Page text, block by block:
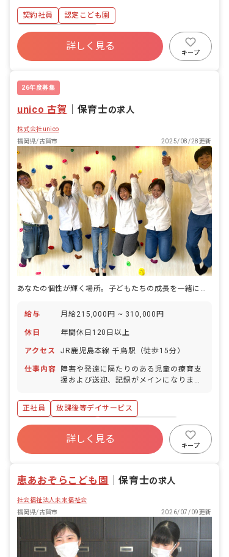
援助 ・施設内の安全点検・衛生管理 ・
保護者対応 ※大人が子どものために「し
てあげる」のではなく、子どもが自らし
ようとすることを「手伝う」のが仕事で
す。
契約社員
認定こども園
ボーナス・賞与あり
寮・住宅・家賃補助あり
社会保険完備
残業少なめ
詳しく見る
キープ
26年度募集
unico 古賀 保育士の求人
株式会社unico
福岡県/古賀市
2025/08/28更新
給与 月給215,000円 ~ 310,000円
休日 年間休日120日以上
アクセス JR鹿児島本線 千鳥駅（徒歩15分）
仕事内容
障害や発達に隔たりのある児童の療育支
援および送迎、記録がメインになりま
動の支援 ・身辺のお世話、送迎等
正社員
放課後等デイサービス
ボーナス・賞与あり
年間休日120日以上
社会保険完備
有給
残業少なめ
詳しく見る
キープ
恵あおぞらこども園 ｜保育士の求人
社会福祉法人未来福祉会
福岡県/古賀市
2026/07/09更新